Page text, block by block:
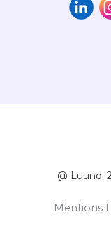
@ Luundi
Mentions